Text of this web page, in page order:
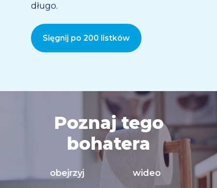
długo.
Sięgnij po 200 listków
Poznaj tego
bohatera
obejrzyj wideo